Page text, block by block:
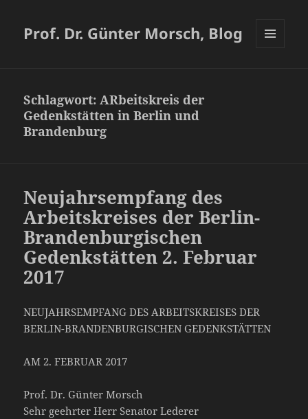
Prof. Dr. Günter Morsch, Blog
Schlagwort:ARbeitskreis der
Gedenkstätten in Berlin und
Brandenburg
Neujahrsempfang des
Arbeitskreises der Berlin-
Brandenburgischen
Gedenkstätten 2. Februar
2017
NEUJAHRSEMPFANG DES ARBEITSKREISES DER
BERLIN-BRANDENBURGISCHEN GEDENKSTÄTTEN
AM 2. FEBRUAR 2017
Prof. Dr. Günter Morsch
Sehr geehrter Herr Senator Lederer